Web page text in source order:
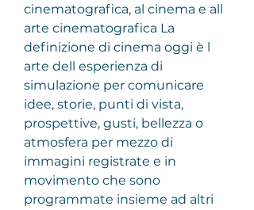
cinematografica, al cinema e all
arte cinematografica La
definizione di cinema oggi è l
arte dell esperienza di
simulazione per comunicare
idee, storie, punti di vista,
prospettive, gusti, bellezza o
atmosfera per mezzo di
immagini registrate e in
movimento che sono
programmate insieme ad altri